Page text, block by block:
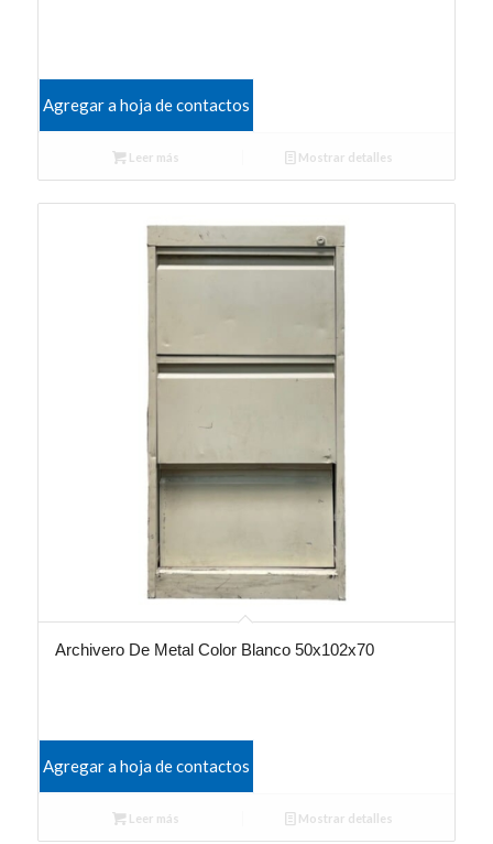
Agregar a hoja de contactos
Leer más Mostrar detalles
Archivero De Metal Color Blanco 50x102x70
Agregar a hoja de contactos
Leer más Mostrar detalles